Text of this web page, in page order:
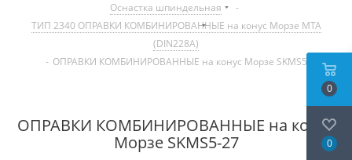
Оснастка шпиндельная
-
ТИП 2340 ОПРАВКИ КОМБИНИРОВАННЫЕ на конус Морзе MTA
(DIN228A)
- ОПРАВКИ КОМБИНИРОВАННЫЕ на конус Морзе SKMS5-27
ОПРАВКИ КОМБИНИРОВАННЫЕ на конус
Морзе SKMS5-27
0
0